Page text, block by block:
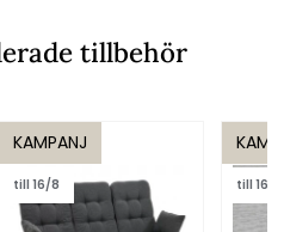
tillbehör
KAMPANJ
till 16/8 till 16/8